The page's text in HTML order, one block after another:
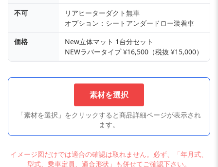
不可
リアヒーターダクト無車
オプション：シートアンダードロー装着車
価格
New立体マット 1台分セット
NEWラバータイプ ¥16,500（税抜 ¥15,000）
素材を選択
「素材を選択」をクリックすると商品詳細ページが表示され
ます。
イメージ図だけでは適合の確認は取れません。必ず、「年月式、
型式、乗車定員、適合形状」も併せてご確認下さい。